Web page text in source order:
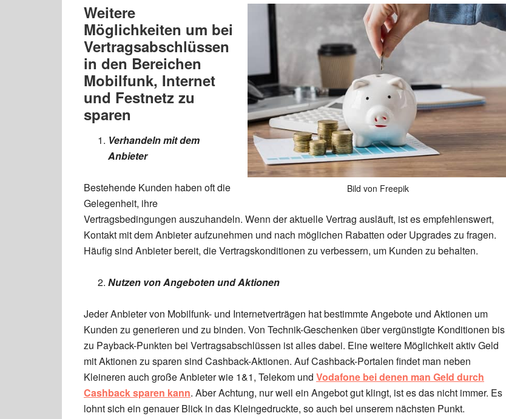
Bild von Freepik
Weitere
Möglichkeiten um bei
Vertragsabschlüssen
in den Bereichen
Mobilfunk, Internet
und Festnetz zu
sparen
Verhandeln mit dem
Anbieter
Bestehende Kunden haben oft die
Gelegenheit, ihre
Vertragsbedingungen auszuhandeln. Wenn der aktuelle Vertrag ausläuft, ist es empfehlenswert,
Kontakt mit dem Anbieter aufzunehmen und nach möglichen Rabatten oder Upgrades zu fragen.
Häufig sind Anbieter bereit, die Vertragskonditionen zu verbessern, um Kunden zu behalten.
Nutzen von Angeboten und Aktionen
Jeder Anbieter von Mobilfunk- und Internetverträgen hat bestimmte Angebote und Aktionen um
Kunden zu generieren und zu binden. Von Technik-Geschenken über vergünstigte Konditionen bis
zu Payback-Punkten bei Vertragsabschlüssen ist alles dabei. Eine weitere Möglichkeit aktiv Geld
mit Aktionen zu sparen sind Cashback-Aktionen. Auf Cashback-Portalen findet man neben
Kleineren auch große Anbieter wie 1&1, Telekom und Vodafone bei denen man Geld durch
Cashback sparen kann. Aber Achtung, nur weil ein Angebot gut klingt, ist es das nicht immer. Es
lohnt sich ein genauer Blick in das Kleingedruckte, so auch bei unserem nächsten Punkt.